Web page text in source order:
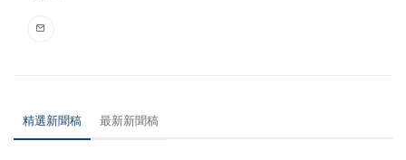
精選新聞稿 最新新聞稿